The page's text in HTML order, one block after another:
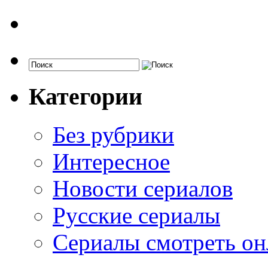
Категории
Без рубрики
Интересное
Новости сериалов
Русские сериалы
Сериалы смотреть